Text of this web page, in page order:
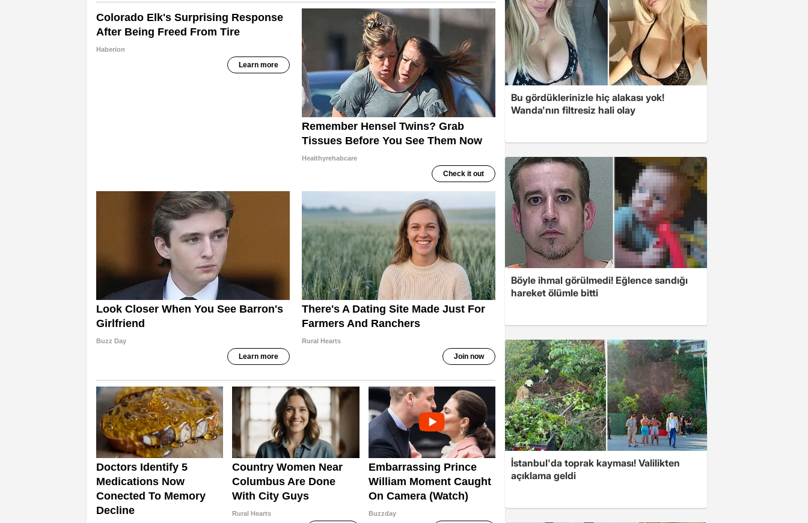
Bu gördüklerinizle hiç alakası yok!
Wanda'nın filtresiz hali olay
Böyle ihmal görülmedi! Eğlence sandığı
hareket ölümle bitti
İstanbul'da toprak kayması! Valilikten
açıklama geldi